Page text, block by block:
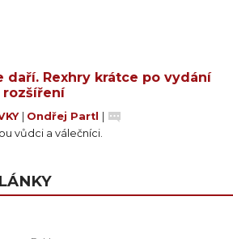
daří. Rexhry krátce po vydání
Ondřej Partl
vůdci a válečníci.